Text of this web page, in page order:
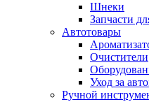
Шнеки
Запчасти
Автотовары
Очистители
Уход за
Ручной